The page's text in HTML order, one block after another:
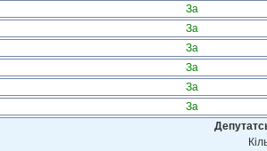
За
За
За
За
За
За